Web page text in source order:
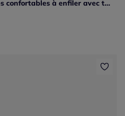
Baskets sneakers basiques confortables à enfiler avec talon légèrement rembourré pour un confort optimal